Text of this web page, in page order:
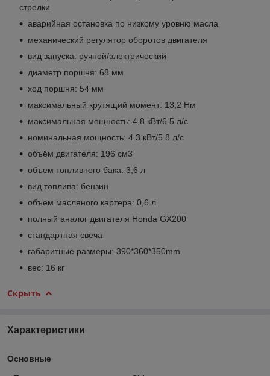
стрелки
аварийная остановка по низкому уровню масла
механический регулятор оборотов двигателя
вид запуска: ручной/электрический
диаметр поршня: 68 мм
ход поршня: 54 мм
максимальный крутящий момент: 13,2 Нм
максимальная мощность: 4.8 кВт/6.5 л/с
номинальная мощность: 4.3 кВт/5.8 л/с
объём двигателя: 196 см3
объем топливного бака: 3,6 л
вид топлива: бензин
объем масляного картера: 0,6 л
полный аналог двигателя Honda GX200
стандартная свеча
габаритные размеры: 390*360*350mm
вес: 16 кг
Скрыть
Характеристики
Основные